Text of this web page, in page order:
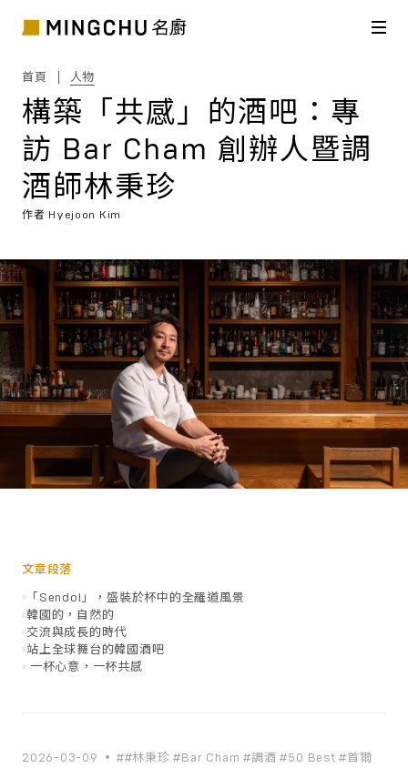
首頁 人物
構築「共感」的酒吧：專
訪 Bar Cham 創辦人暨調
酒師林秉珍
作者 Hyejoon Kim
2026-03-09 ##林秉珍 #Bar Cham #調酒 #50 Best #首爾
文章段落
「Sendol」，盛裝於杯中的全羅道風景
韓國的，自然的
交流與成長的時代
站上全球舞台的韓國酒吧
一杯心意，一杯共感